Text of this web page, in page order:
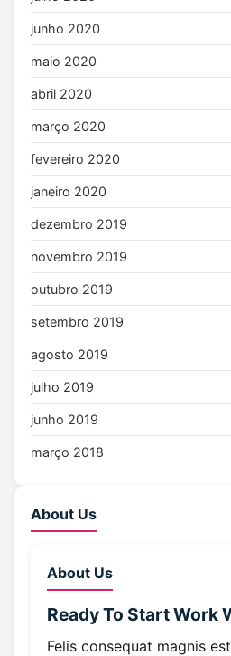
junho 2020
maio 2020
abril 2020
março 2020
fevereiro 2020
janeiro 2020
dezembro 2019
novembro 2019
outubro 2019
setembro 2019
agosto 2019
julho 2019
junho 2019
março 2018
About Us
About Us
Ready To StartWork
Felis consequat magnis